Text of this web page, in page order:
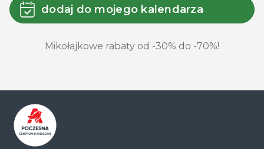
dodaj do mojego kalendarza
Mikołajkowe rabaty od -30% do -70%!